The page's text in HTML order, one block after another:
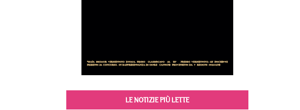
LE NOTIZIE PIÙ LETTE